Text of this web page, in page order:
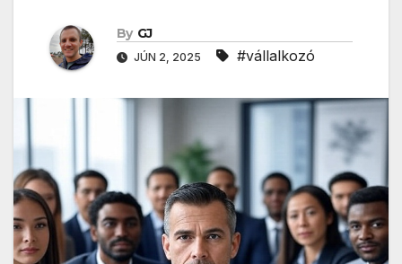
By GJ
JÚN 2, 2025 #vállalkozó